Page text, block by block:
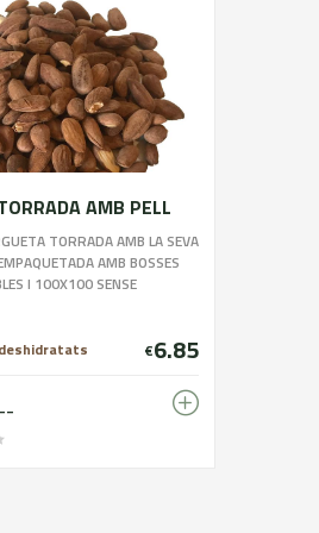
AMB PELL
TORRADA AMB LA SEVA
AMB BOSSES
I 100X100 SENSE
€6.85